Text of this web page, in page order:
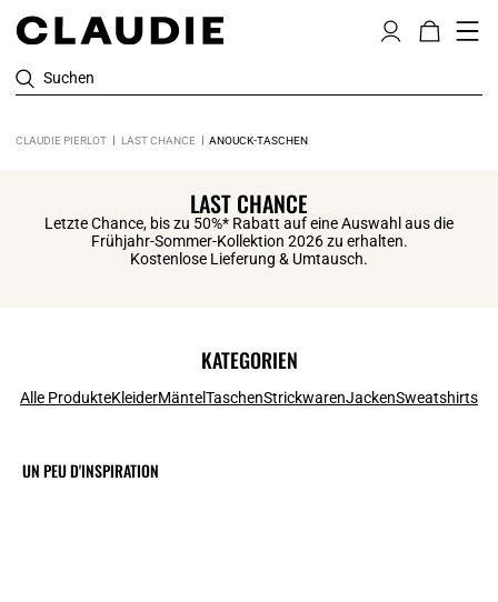
Suchen
CLAUDIE PIERLOT LAST CHANCE ANOUCK-TASCHEN
LAST CHANCE
Letzte Chance, bis zu 50%* Rabatt auf eine Auswahl aus die
Frühjahr-Sommer-Kollektion 2026 zu erhalten.
Kostenlose Lieferung & Umtausch.
KATEGORIEN
Alle ProdukteKleiderMäntelTaschenStrickwarenJackenSweatshirts
UN PEU D'INSPIRATION